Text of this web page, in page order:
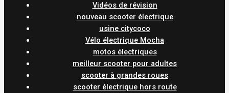
Vidéos de révision
nouveau scooter électrique
usine citycoco
Vélo électrique Mocha
motos électriques
meilleur scooter pour adultes
scooter à grandes roues
scooter électrique hors route